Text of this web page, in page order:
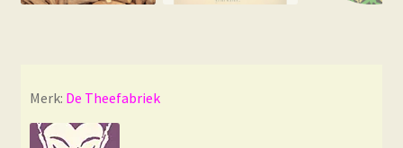
Merk: De Theefabriek